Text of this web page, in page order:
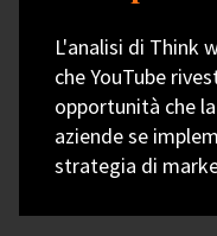
L'analisi di Think
che YouTube
opportunità che
aziende se
strategia di